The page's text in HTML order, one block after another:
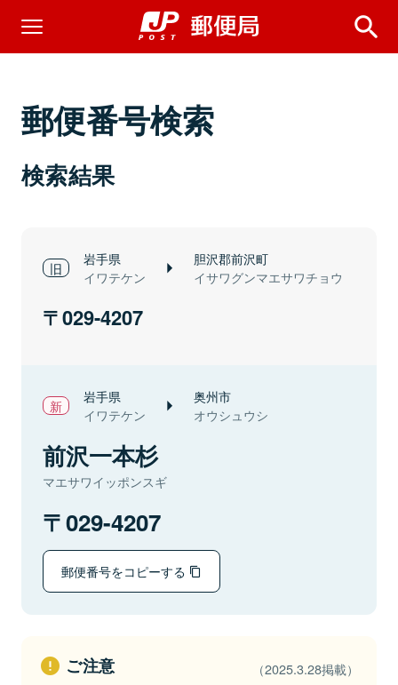
郵便番号検索
検索結果
岩手県
イワテケン
胆沢郡前沢町
イサワグンマエサワチョウ
029-4207
岩手県
イワテケン
奥州市
オウシュウシ
前沢一本杉
マエサワイッポンスギ
029-4207
郵便番号をコピーする
ご注意 （2025.3.28掲載）